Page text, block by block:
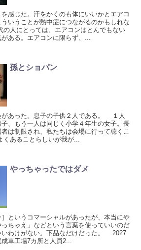
感じた。汗をかくのも体にいいかとエアコ
いうことが熱中症につながるのかもしれな
人にとっては、エアコンはとんでもない
ある。エアコンに限らず、...
孫とショパン
あった。息子の子供２人である。 １人
、もう一人は同じく小学４年生の女子。長
は制限され、私たちは会場に行って聴くこ
あることらしいが我が...
やっちゃったではダメ
というコマーシャルがあったが、本当にや
ちゃえ」などという言葉を使っていいのだ
いわけがない。下品なだけだった。 2027
車工場7カ所と人員2...